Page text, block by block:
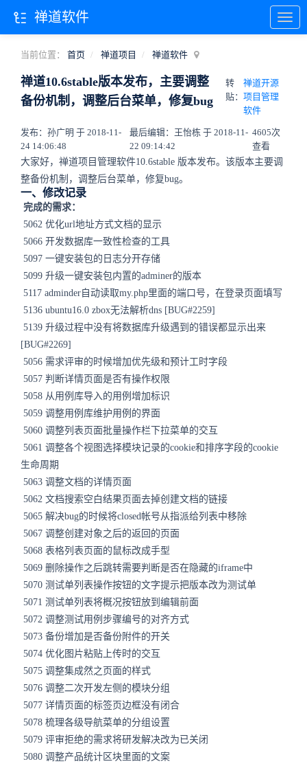
当前位置： 首页 禅道项目 禅道软件
禅道10.6stable版本发布，主要调整
备份机制，调整后台菜单，修复bug
转
贴：
禅道开源
项目管理
软件
发布：孙广明 于 2018-11-
24 14:06:48
最后编辑：王怡栋 于 2018-11-
22 09:14:42
4605次
查看
大家好，禅道项目管理软件10.6stable 版本发布。该版本主要调
整备份机制，调整后台菜单，修复bug。
一、修改记录
完成的需求：
5062 优化url地址方式文档的显示
5066 开发数据库一致性检查的工具
5097 一键安装包的日志分开存储
5099 升级一键安装包内置的adminer的版本
5117 adminder自动读取my.php里面的端口号，在登录页面填写
5136 ubuntu16.0 zbox无法解析dns [BUG#2259]
5139 升级过程中没有将数据库升级遇到的错误都显示出来
[BUG#2269]
5056 需求评审的时候增加优先级和预计工时字段
5057 判断详情页面是否有操作权限
5058 从用例库导入的用例增加标识
5059 调整用例库维护用例的界面
5060 调整列表页面批量操作栏下拉菜单的交互
5061 调整各个视图选择模块记录的cookie和排序字段的cookie
生命周期
5063 调整文档的详情页面
5062 文档搜索空白结果页面去掉创建文档的链接
5065 解决bug的时候将closed帐号从指派给列表中移除
5067 调整创建对象之后的返回的页面
5068 表格列表页面的鼠标改成手型
5069 删除操作之后跳转需要判断是否在隐藏的iframe中
5070 测试单列表操作按钮的文字提示把版本改为测试单
5071 测试单列表将概况按钮放到编辑前面
5072 调整测试用例步骤编号的对齐方式
5073 备份增加是否备份附件的开关
5074 优化图片粘贴上传时的交互
5075 调整集成然之页面的样式
5076 调整二次开发左侧的模块分组
5077 详情页面的标签页边框没有闭合
5078 梳理各级导航菜单的分组设置
5079 评审拒绝的需求将研发解决改为已关闭
5080 调整产品统计区块里面的文案
禅道软件